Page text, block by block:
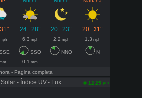
31° 24- 28° 20- 23° 20- 31°
mph 6.3 mph 2.2 mph 1.3 mph
SSO NNO
N
mm 0.1 mm -
-
- Página completa
Solar - Índice UV - Lux 12:25 pm